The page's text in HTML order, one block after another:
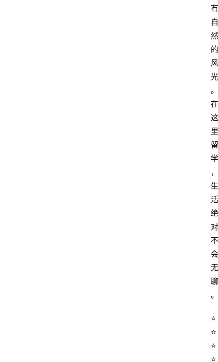
有
自
然
的
风
光
。
在
这
里
留
学
，
生
活
绝
对
不
会
无
聊
。
⭐️
⭐️
⭐️
⭐️